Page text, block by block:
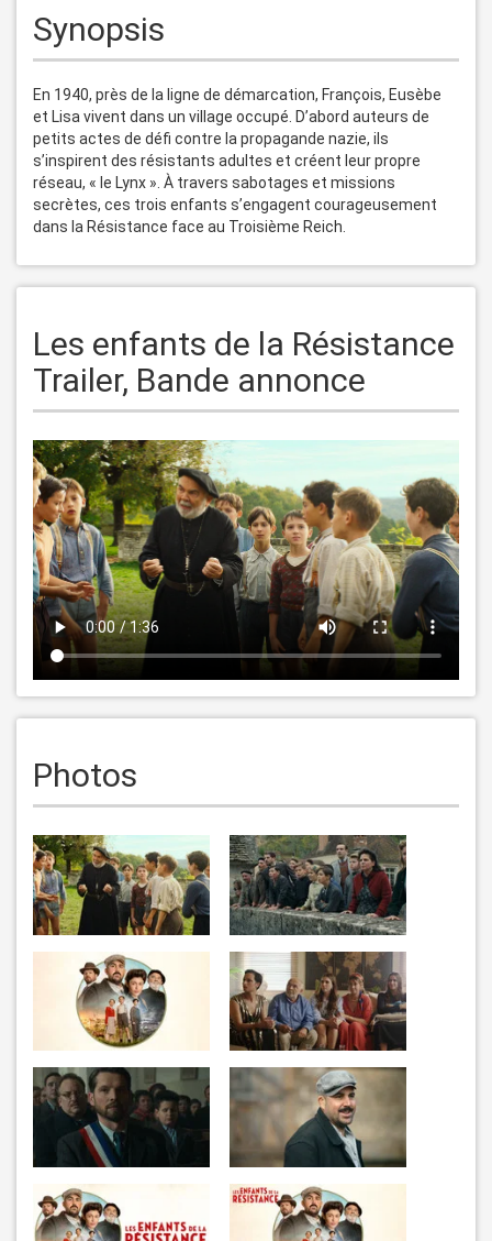
Synopsis
En 1940, près de la ligne de démarcation, François, Eusèbe
et Lisa vivent dans un village occupé. D’abord auteurs de
petits actes de défi contre la propagande nazie, ils
s’inspirent des résistants adultes et créent leur propre
réseau, « le Lynx ». À travers sabotages et missions
secrètes, ces trois enfants s’engagent courageusement
Les enfants de la Résistance
Trailer, Bande annonce
Photos